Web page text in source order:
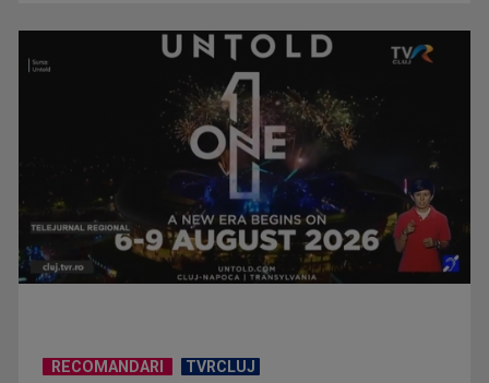
Anda Călugăreanu cu „N-am noroc” – a cincea cea mai
RECOMANDARI TVRCLUJ